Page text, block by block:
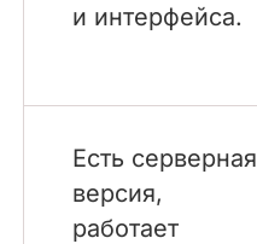
и интерфейса.
Есть серверная
версия,
работает